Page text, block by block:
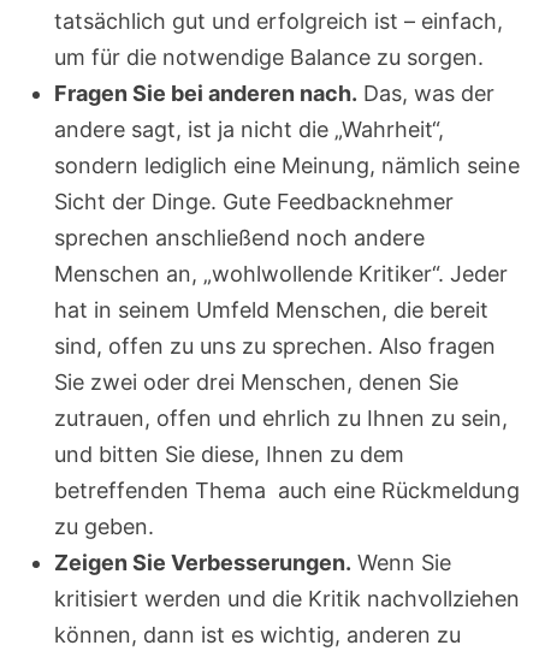
tatsächlich gut und erfolgreich ist – einfach,
um für die notwendige Balance zu sorgen.
Fragen Sie bei anderen nach. Das, was der
andere sagt, ist ja nicht die „Wahrheit“,
sondern lediglich eine Meinung, nämlich seine
Sicht der Dinge. Gute Feedbacknehmer
sprechen anschließend noch andere
Menschen an, „wohlwollende Kritiker“. Jeder
hat in seinem Umfeld Menschen, die bereit
sind, offen zu uns zu sprechen. Also fragen
Sie zwei oder drei Menschen, denen Sie
zutrauen, offen und ehrlich zu Ihnen zu sein,
und bitten Sie diese, Ihnen zu dem
betreffenden Thema auch eine Rückmeldung
zu geben.
Zeigen Sie Verbesserungen. Wenn Sie
kritisiert werden und die Kritik nachvollziehen
können, dann ist es wichtig, anderen zu